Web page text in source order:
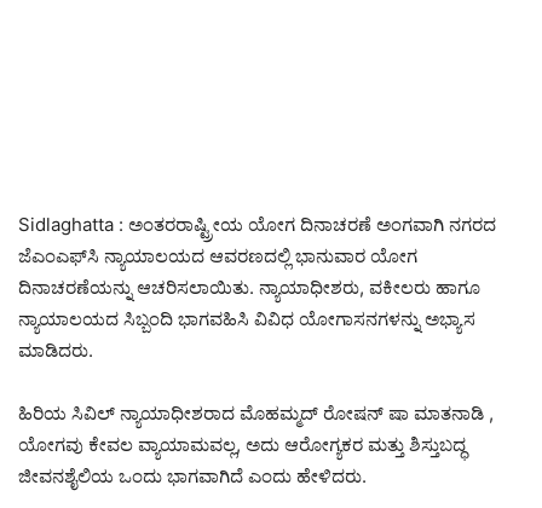
Sidlaghatta : ಅಂತರರಾಷ್ಟ್ರೀಯ ಯೋಗ ದಿನಾಚರಣೆ ಅಂಗವಾಗಿ ನಗರದ
ಜೆಎಂಎಫ್‌ಸಿ ನ್ಯಾಯಾಲಯದ ಆವರಣದಲ್ಲಿ ಭಾನುವಾರ ಯೋಗ
ದಿನಾಚರಣೆಯನ್ನು ಆಚರಿಸಲಾಯಿತು. ನ್ಯಾಯಾಧೀಶರು, ವಕೀಲರು ಹಾಗೂ
ನ್ಯಾಯಾಲಯದ ಸಿಬ್ಬಂದಿ ಭಾಗವಹಿಸಿ ವಿವಿಧ ಯೋಗಾಸನಗಳನ್ನು ಅಭ್ಯಾಸ
ಮಾಡಿದರು.
ಹಿರಿಯ ಸಿವಿಲ್ ನ್ಯಾಯಾಧೀಶರಾದ ಮೊಹಮ್ಮದ್ ರೋಷನ್ ಷಾ ಮಾತನಾಡಿ ,
ಯೋಗವು ಕೇವಲ ವ್ಯಾಯಾಮವಲ್ಲ, ಅದು ಆರೋಗ್ಯಕರ ಮತ್ತು ಶಿಸ್ತುಬದ್ಧ
ಜೀವನಶೈಲಿಯ ಒಂದು ಭಾಗವಾಗಿದೆ ಎಂದು ಹೇಳಿದರು.